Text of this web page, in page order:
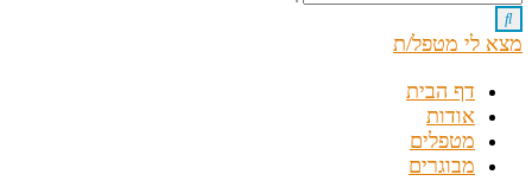
מצא לי מטפל/ת
דף הבית
אודות
מטפלים
מבוגרים